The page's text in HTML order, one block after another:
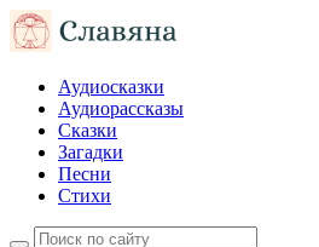
Аудиосказки
Аудиорассказы
Сказки
Загадки
Песни
Стихи